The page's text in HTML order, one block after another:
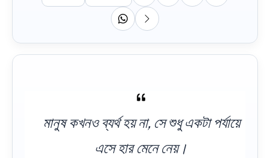
মানুষ কখনও ব্যর্থ হয় না, সে শুধু একটা পর্যায়ে
এসে হার মেনে নেয়।